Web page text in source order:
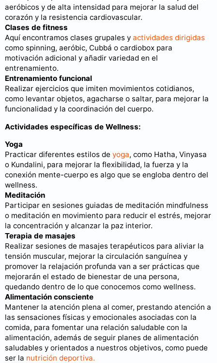
aeróbicos y de alta intensidad para mejorar la salud del
corazón y la resistencia cardiovascular.
Clases de fitness
Aquí encontramos clases grupales y actividades dirigidas
como spinning, aeróbic, Cubbá o cardiobox para
motivación adicional y añadir variedad en el
entrenamiento.
Entrenamiento funcional
Realizar ejercicios que imiten movimientos cotidianos,
como levantar objetos, agacharse o saltar, para mejorar la
funcionalidad y la coordinación del cuerpo.
Actividades específicas de Wellness:
Yoga
Practicar diferentes estilos de yoga, como Hatha, Vinyasa
o Kundalini, para mejorar la flexibilidad, la fuerza y la
conexión mente-cuerpo es algo que se engloba dentro del
wellness.
Meditación
Participar en sesiones guiadas de meditación mindfulness
o meditación en movimiento para reducir el estrés, mejorar
la concentración y alcanzar la paz interior.
Terapia de masajes
Realizar sesiones de masajes terapéuticos para aliviar la
tensión muscular, mejorar la circulación sanguínea y
promover la relajación profunda van a ser prácticas que
mejorarán el estado de bienestar de una persona,
quedando dentro de lo que conocemos como wellness.
Alimentación consciente
Mantener la atención plena al comer, prestando atención a
las sensaciones físicas y emocionales asociadas con la
comida, para fomentar una relación saludable con la
alimentación, además de seguir planes de alimentación
saludables y orientados a nuestros objetivos, como puede
ser la nutrición deportiva.